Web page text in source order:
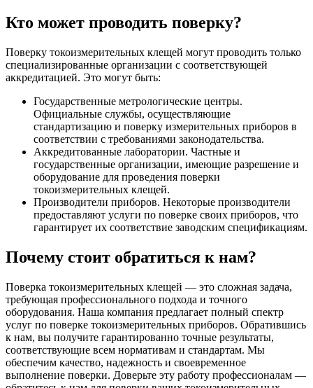
Кто может проводить поверку?
Поверку токоизмерительных клещей могут проводить только
специализированные организации с соответствующей
аккредитацией. Это могут быть:
Государственные метрологические центры.
Официальные службы, осуществляющие
стандартизацию и поверку измерительных приборов в
соответствии с требованиями законодательства.
Аккредитованные лаборатории. Частные и
государственные организации, имеющие разрешение и
оборудование для проведения поверки
токоизмерительных клещей.
Производители приборов. Некоторые производители
предоставляют услуги по поверке своих приборов, что
гарантирует их соответствие заводским спецификациям.
Почему стоит обратиться к нам?
Поверка токоизмерительных клещей — это сложная задача,
требующая профессионального подхода и точного
оборудования. Наша компания предлагает полный спектр
услуг по поверке токоизмерительных приборов. Обратившись
к нам, вы получите гарантированно точные результаты,
соответствующие всем нормативам и стандартам. Мы
обеспечим качество, надежность и своевременное
выполнение поверки. Доверьте эту работу профессионалам —